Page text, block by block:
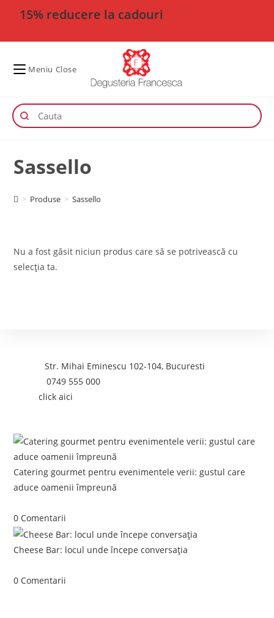
15% reducere la cadouri
Meniu Close
Sassello
> Produse > Sassello
Nu a fost găsit niciun produs care să se potrivească cu
selecția ta.
Adresa:Str. Mihai Eminescu 102-104, Bucuresti
Telefon:0749 555 000
Email:click aici
Catering gourmet pentru evenimentele verii: gustul care
aduce oamenii împreună
0 Comentarii
Cheese Bar: locul unde începe conversația
0 Comentarii